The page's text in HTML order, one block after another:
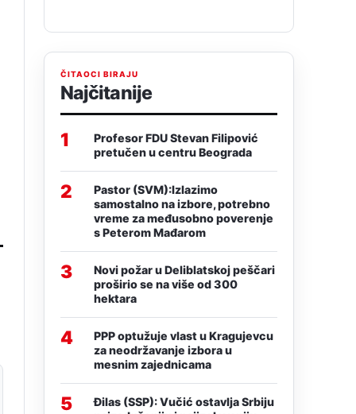
ČITAOCI BIRAJU
Najčitanije
1
Profesor FDU Stevan Filipović
pretučen u centru Beograda
2
Pastor (SVM):Izlazimo
samostalno na izbore, potrebno
vreme za međusobno poverenje
s Peterom Mađarom
3
Novi požar u Deliblatskoj peščari
proširio se na više od 300
hektara
4
PPP optužuje vlast u Kragujevcu
za neodržavanje izbora u
mesnim zajednicama
5
Đilas (SSP): Vučić ostavlja Srbiju